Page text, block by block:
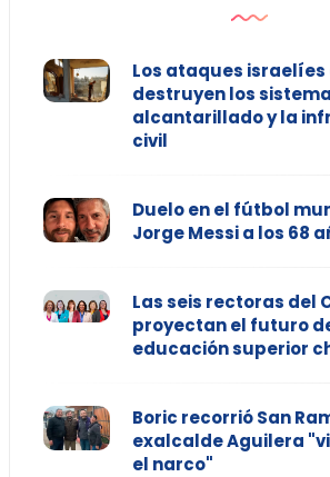
Los ataques israelíes
destruyen los
alcantarillado y la
civil
Duelo en el fútbol
Jorge Messi a los 68
Las seis rectoras del
proyectan el futuro
educación superior
Boric recorrió San
exalcalde Aguilera
el narco"